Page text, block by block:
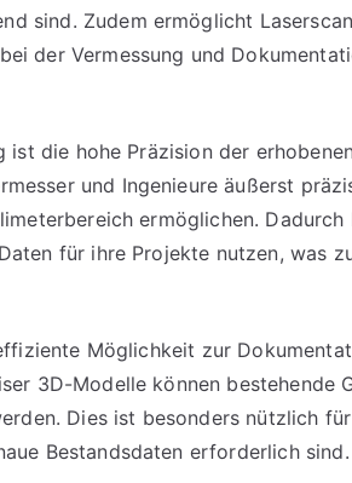
sind. Zudem ermöglicht
der Vermessung und
die hohe Präzision der
und Ingenieure äußerst
ermöglichen. Dadurch
für ihre Projekte nutzen, was
Möglichkeit zur
3D-Modelle können bestehende
Dies ist besonders nützlich
Bestandsdaten erforderlich sind.